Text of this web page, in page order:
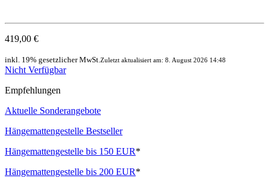
419,00 €
inkl. 19% gesetzlicher MwSt.Zuletzt aktualisiert am: 8. August 2026 14:48
Nicht Verfügbar
Empfehlungen
Aktuelle Sonderangebote
Hängemattengestelle Bestseller
Hängemattengestelle bis 150 EUR*
Hängemattengestelle bis 200 EUR*